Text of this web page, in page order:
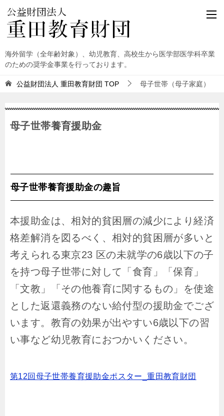
海外留学（全年齢対象）、幼児教育、高校生から医学部医学科卒業
のための奨学金事業を行っております。
公益財団法人 重田教育財団 TOP 母子世帯（母子家庭）
母子世帯養育援助金
母子世帯養育援助金の趣旨
本援助金は、相対的貧困層の減少により経済
格差解消を図るべく、相対的貧困層が多いと
考えられる東京23 区の未就学の6歳以下の子
を持つ母子世帯に対して「食育」「保育」
「文教」「その他養育に関するもの」を使途
とした返還義務のない給付型の援助金でござ
います。 教育の効果が出やすい6歳以下の習
い事など幼児教育におつかいください。
第12回母子世帯養育援助金ポスター_重田教育財団